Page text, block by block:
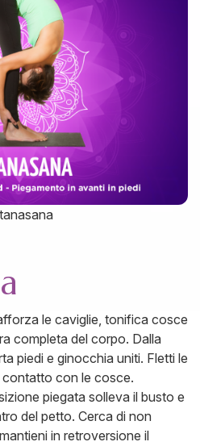
le caviglie, tonifica cosce
completa del corpo. Dalla
piedi e ginocchia uniti. Fletti le
con le cosce.
piegata solleva il busto e
del petto. Cerca di non
in retroversione il